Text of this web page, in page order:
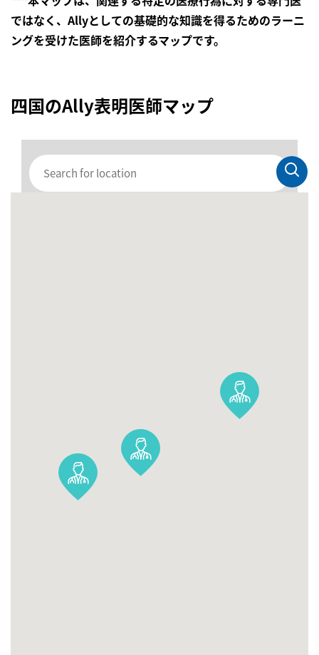
ではなく、Allyとしての基礎的な知識を得るためのラーニ
ングを受けた医師を紹介するマップです。
四国のAlly表明医師マップ